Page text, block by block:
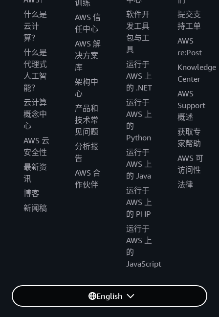
什么是
云计
算？
什么是
代理式
人工智
能？
云计算
概念中
心
AWS 云
安全性
最新资
讯
博客
新闻稿
训练
AWS 信
任中心
AWS 解
决方案
库
架构中
心
产品和
技术常
见问题
分析报
告
AWS 合
作伙伴
软件开
发工具
包与工
具
运行于
AWS 上
的 .NET
运行于
AWS 上
的
Python
运行于
AWS 上
的 Java
运行于
AWS 上
的 PHP
运行于
AWS 上
的
JavaScript
提交支
持工单
AWS
re:Post
Knowledge
Center
AWS
Support
概述
获取专
家帮助
AWS 可
访问性
法律
English